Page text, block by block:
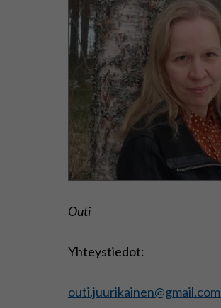
Outi
Yhteystiedot:
outi.juurikainen@gmail.com